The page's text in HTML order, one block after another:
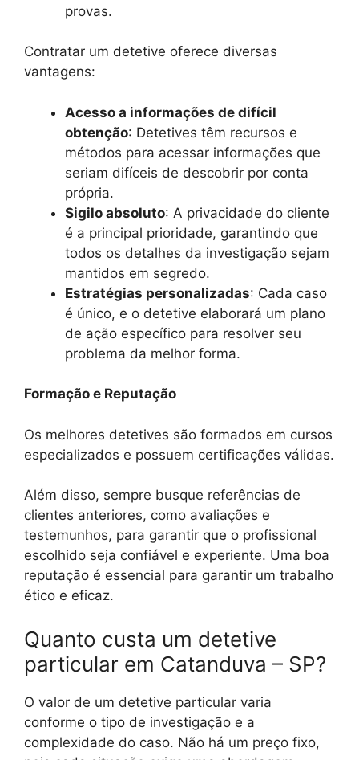
provas.
Contratar um detetive oferece diversas
vantagens:
Acesso a informações de difícil
obtenção: Detetives têm recursos e
métodos para acessar informações que
seriam difíceis de descobrir por conta
própria.
Sigilo absoluto: A privacidade do cliente
é a principal prioridade, garantindo que
todos os detalhes da investigação sejam
mantidos em segredo.
Estratégias personalizadas: Cada caso
é único, e o detetive elaborará um plano
de ação específico para resolver seu
problema da melhor forma.
Formação e Reputação
Os melhores detetives são formados em cursos
especializados e possuem certificações válidas.
Além disso, sempre busque referências de
clientes anteriores, como avaliações e
testemunhos, para garantir que o profissional
escolhido seja confiável e experiente. Uma boa
reputação é essencial para garantir um trabalho
ético e eficaz.
Quanto custa um detetive
particular em Catanduva – SP?
O valor de um detetive particular varia
conforme o tipo de investigação e a
complexidade do caso. Não há um preço fixo,